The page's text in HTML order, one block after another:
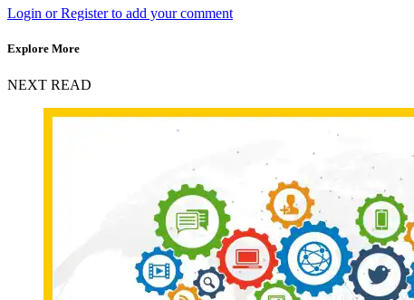
Login or Register to add your comment
Explore More
NEXT READ